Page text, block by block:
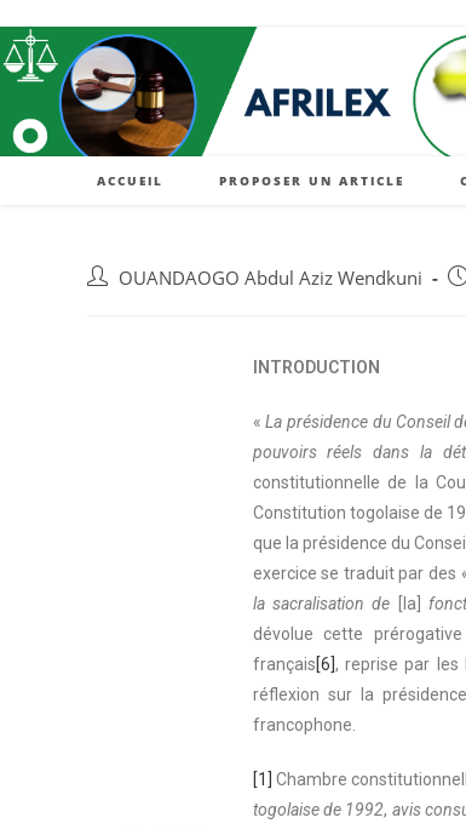
ACCUEIL PROPOSER UN ARTICLE
OUANDAOGO Abdul Aziz Wendkuni
INTRODUCTION
«La présidence du Conseil
pouvoirs réels dans la
constitutionnelle de la
Constitution togolaise de
que la présidence du
exercice se traduit par des
la sacralisation de [la]
dévolue cette
français[6] , reprise par les
réflexion sur la
francophone.
[1] Chambre
togolaise de 1992, avis